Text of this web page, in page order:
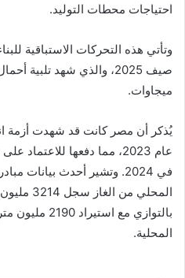
احتياجات محطات التوليد.
وتأتي هذه التحركات الاستباقية
ميجاوات.
يُذكر أن مصر كانت قد شهدت أزمة
عام 2023، مما دفعها
في 2024. وتشير أحدث بيانات
المحلي
بالتوازي مع
المحلية.